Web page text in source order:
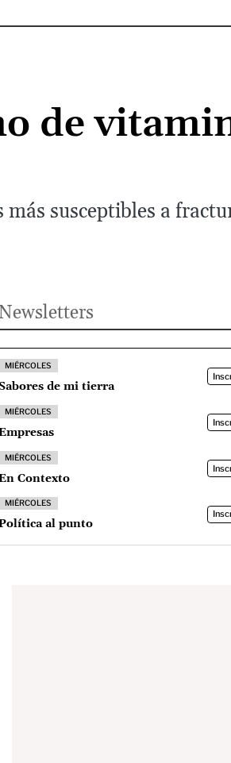
de
susceptibles a
MIÉRCOLES
Sabores de mi tierra
MIÉRCOLES
MIÉRCOLES
Contexto
MIÉRCOLES
al punto